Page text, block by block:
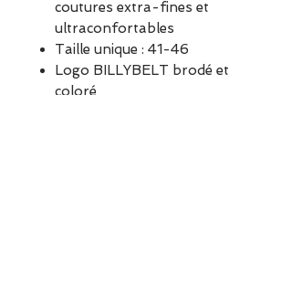
coutures extra-fines et
ultraconfortables
Taille unique : 41-46
Logo BILLYBELT brodé et
coloré